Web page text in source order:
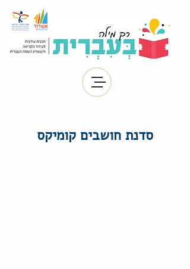
סדנת חושבים קומיקס